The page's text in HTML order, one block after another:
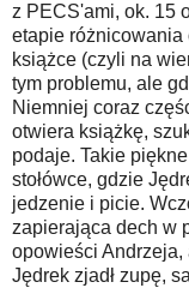
z PECS'ami, ok. 15
etapie różnicowania
książce (czyli na
tym problemu, ale
Niemniej coraz
otwiera książkę,
podaje. Takie
stołówce, gdzie
jedzenie i picie.
zapierająca dech w
opowieści Andrzeja,
Jędrek zjadł zupę,